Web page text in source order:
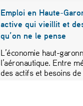
Emploi en Haute-
active qui vieillit et
qu’on ne le pense
L’économie haut-
l’aéronautique. Entre
des actifs et besoins